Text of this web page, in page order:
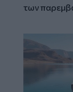
των